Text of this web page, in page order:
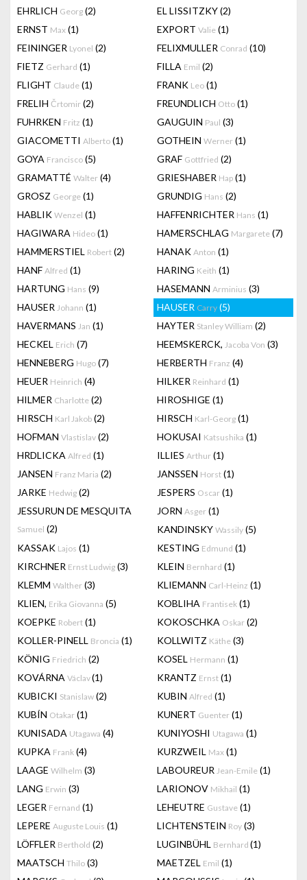
EHRLICH Georg (2) EL LISSITZKY(2)
ERNST Max (1) EXPORT Valie (1)
FEININGER Lyonel (2) FELIXMULLER Conrad (10)
FIETZ Gerhard (1) FILLA Emil (2)
FLIGHT Claude (1) FRANK Leo (1)
FRELIH Črtomir (2) FREUNDLICH Otto (1)
FUHRKEN Fritz (1) GAUGUIN Paul (3)
GIACOMETTI Alberto (1) GOTHEIN Werner (1)
GOYA Francisco (5) GRAF Gottfried (2)
GRAMATTÉ Walter (4) GRIESHABER Hap (1)
GROSZ George (1) GRUNDIG Hans (2)
HABLIK Wenzel (1) HAFFENRICHTER Hans (1)
HAGIWARA Hideo (1) HAMERSCHLAG Margarete (7)
HAMMERSTIEL Robert (2) HANAK Anton (1)
HANF Alfred (1) HARING Keith (1)
HARTUNG Hans (9) HASEMANN Arminius (3)
HAUSER Johann (1) HAUSER Carry (5)
HAVERMANS Jan (1) HAYTER Stanley William (2)
HECKEL Erich (7) HEEMSKERCK, Jacoba Von (3)
HENNEBERG Hugo (7) HERBERTH Franz (4)
HEUER Heinrich (4) HILKER Reinhard (1)
HILMER Charlotte (2) HIROSHIGE (1)
HIRSCH Karl Jakob (2) HIRSCH Karl-Georg (1)
HOFMAN Vlastislav (2) HOKUSAI Katsushika (1)
HRDLICKA Alfred (1) ILLIES Arthur (1)
JANSEN Franz Maria (2) JANSSEN Horst (1)
JARKE Hedwig (2) JESPERS Oscar (1)
JESSURUN DE MESQUITA
Samuel (2)
JORN Asger (1)
KANDINSKY Wassily (5)
KASSAK Lajos (1) KESTING Edmund (1)
KIRCHNER Ernst Ludwig (3) KLEIN Bernhard (1)
KLEMM Walther (3) KLIEMANN Carl-Heinz (1)
KLIEN, Erika Giovanna (5) KOBLIHA Frantisek (1)
KOEPKE Robert (1) KOKOSCHKA Oskar (2)
KOLLER-PINELL Broncia (1) KOLLWITZ Käthe (3)
KÖNIG Friedrich (2) KOSEL Hermann (1)
KOVÁRNA Václav(1) KRANTZ Ernst (1)
KUBICKI Stanislaw (2) KUBIN Alfred (1)
KUBÍN Otakar (1) KUNERT Guenter (1)
KUNISADA Utagawa (4) KUNIYOSHI Utagawa (1)
KUPKA Frank (4) KURZWEIL Max (1)
LAAGE Wilhelm (3) LABOUREUR Jean-Emile (1)
LANG Erwin (3) LARIONOV Mikhail (1)
LEGER Fernand (1) LEHEUTRE Gustave (1)
LEPERE Auguste Louis (1) LICHTENSTEIN Roy (3)
LÖFFLER Berthold (2) LUGINBÜHL Bernhard (1)
MAATSCH Thilo (3) MAETZEL Emil (1)